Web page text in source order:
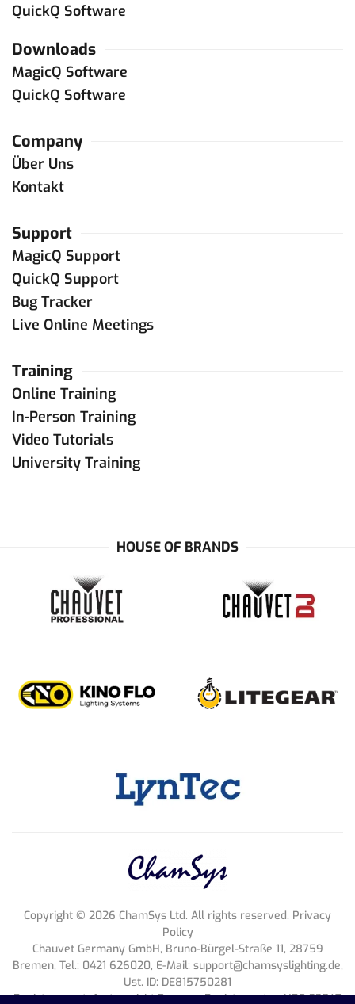
QuickQ Software
Downloads
MagicQ Software
QuickQ Software
Company
Über Uns
Kontakt
Support
MagicQ Support
QuickQ Support
Bug Tracker
Live Online Meetings
Training
Online Training
In-Person Training
Video Tutorials
University Training
HOUSE OF BRANDS
Copyright © 2026 ChamSys Ltd. All rights reserved. Privacy
Policy
Chauvet Germany GmbH, Bruno-Bürgel-Straße 11, 28759
Bremen, Tel.: 0421 626020, E-Mail: support@chamsyslighting.de,
Ust. ID: DE815750281
Register court: Amtsgericht Bremen, Register entry: HRB 33047